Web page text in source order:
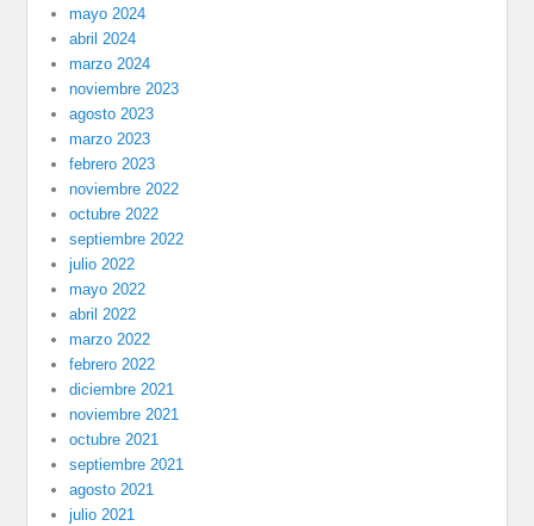
mayo 2024
abril 2024
marzo 2024
noviembre 2023
agosto 2023
marzo 2023
febrero 2023
noviembre 2022
octubre 2022
septiembre 2022
julio 2022
mayo 2022
abril 2022
marzo 2022
febrero 2022
diciembre 2021
noviembre 2021
octubre 2021
septiembre 2021
agosto 2021
julio 2021